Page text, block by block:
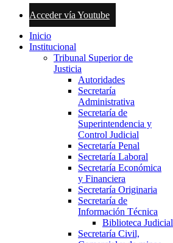
Acceder vía Youtube
Inicio
Institucional
Tribunal Superior de
Justicia
Autoridades
Secretaría
Administrativa
Secretaría de
Superintendencia y
Control Judicial
Secretaría Penal
Secretaría Laboral
Secretaría Económica
y Financiera
Secretaría Originaria
Secretaría de
Información Técnica
Biblioteca Judicial
Secretaría Civil,